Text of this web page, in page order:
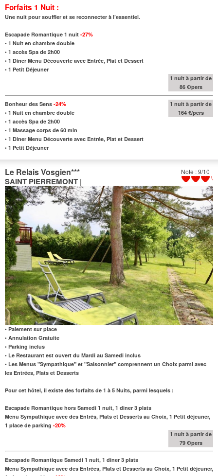
Forfaits 1 Nuit :
Une nuit pour souffler et se reconnecter à l’essentiel.
Escapade Romantique 1 nuit -27%
• 1 Nuit en chambre double
• 1 accès Spa de 2h00
• 1 Diner Menu Découverte avec Entrée, Plat et Dessert
• 1 Petit Déjeuner
1 nuit à partir de
86 €/pers
Bonheur des Sens -24%
• 1 Nuit en chambre double
• 1 accès Spa de 2h00
• 1 Massage corps de 60 min
• 1 Diner Menu Découverte avec Entrée, Plat et Dessert
• 1 Petit Déjeuner
1 nuit à partir de
164 €/pers
Note : 9/10
Le Relais Vosgien***
SAINT PIERREMONT |
• Paiement sur place
• Annulation Gratuite
• Parking inclus
• Le Restaurant est ouvert du Mardi au Samedi inclus
• Les Menus "Sympathique" et "Saisonnier" comprennent un Choix parmi avec
les Entrées, Plats et Desserts
Pour cet hôtel, il existe des forfaits de 1 à 5 Nuits, parmi lesquels :
Escapade Romantique hors Samedi 1 nuit, 1 diner 3 plats
Menu Sympathique avec des Entrés, Plats et Desserts au Choix, 1 Petit déjeuner,
1 place de parking -20%
1 nuit à partir de
79 €/pers
Escapade Romantique Samedi 1 nuit, 1 diner 3 plats
Menu Sympathique avec des Entrées, Plats et Desserts au Choix, 1 Petit déjeuner,